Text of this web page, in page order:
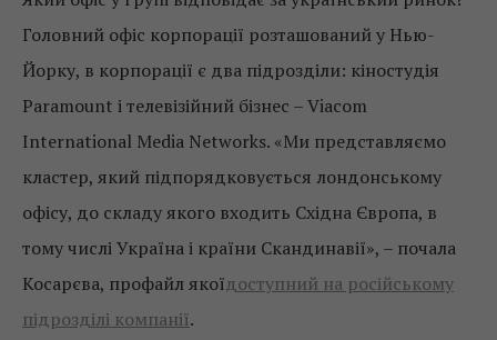
Головний офіс корпорації розташований у Нью-
Йорку, в корпорації є два підрозділи: кіностудія
Paramount і телевізійний бізнес – Viacom
International Media Networks. «Ми представляємо
кластер, який підпорядковується лондонському
офісу, до складу якого входить Східна Європа, в
тому числі Україна і країни Скандинавії», – почала
Косарєва, профайл якоїдоступний на російському
підрозділі компанії.